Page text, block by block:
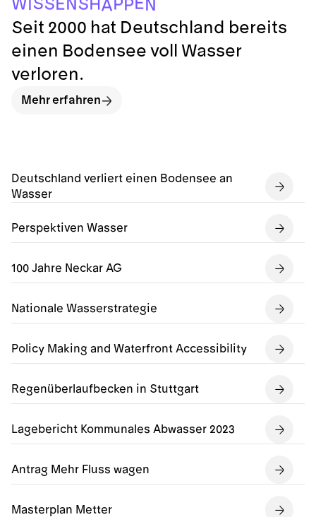
Deutschland verliert einen Bodensee an
Wasser
Perspektiven Wasser
100 Jahre Neckar AG
Nationale Wasserstrategie
Policy Making and Waterfront Accessibility
Regenüberlaufbecken in Stuttgart
Lagebericht Kommunales Abwasser 2023
Antrag Mehr Fluss wagen
Masterplan Metter
W SSENSH PPE
Seit 2000 hat Deutschland bereits
einen Bodensee voll Wasser
verloren.
Mehr erfahren